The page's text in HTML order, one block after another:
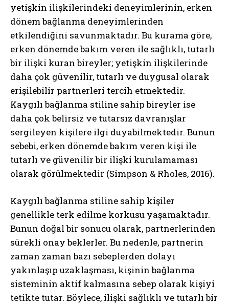
yetişkin ilişkilerindeki deneyimlerinin, erken
dönem bağlanma deneyimlerinden
etkilendiğini savunmaktadır. Bu kurama göre,
erken dönemde bakım veren ile sağlıklı, tutarlı
bir ilişki kuran bireyler; yetişkin ilişkilerinde
daha çok güvenilir, tutarlı ve duygusal olarak
erişilebilir partnerleri tercih etmektedir.
Kaygılı bağlanma stiline sahip bireyler ise
daha çok belirsiz ve tutarsız davranışlar
sergileyen kişilere ilgi duyabilmektedir. Bunun
sebebi, erken dönemde bakım veren kişi ile
tutarlı ve güvenilir bir ilişki kurulamaması
olarak görülmektedir (Simpson & Rholes, 2016).
Kaygılı bağlanma stiline sahip kişiler
genellikle terk edilme korkusu yaşamaktadır.
Bunun doğal bir sonucu olarak, partnerlerinden
sürekli onay beklerler. Bu nedenle, partnerin
zaman zaman bazı sebeplerden dolayı
yakınlaşıp uzaklaşması, kişinin bağlanma
sisteminin aktif kalmasına sebep olarak kişiyi
tetikte tutar. Böylece, ilişki sağlıklı ve tutarlı bir